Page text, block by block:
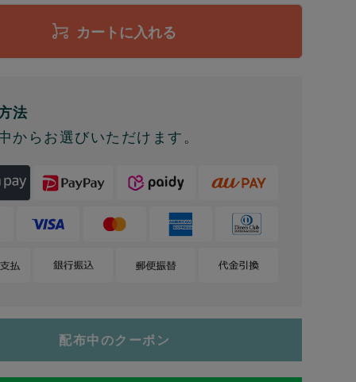
カートに入れる
法
からお選びいただけます。
配布中のクーポン